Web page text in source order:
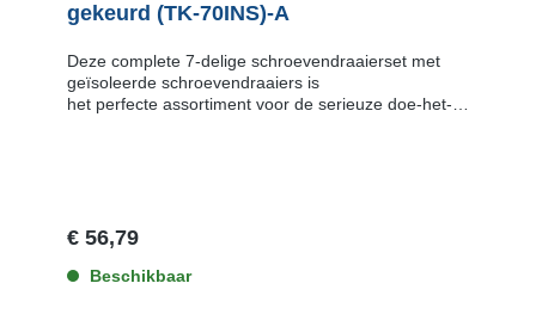
gekeurd (TK-70INS)-A
Deze complete 7-delige schroevendraaierset met
geïsoleerde schroevendraaiers is
het perfecte assortiment voor de serieuze doe-het-
gereedschappen komen in een professionele,
stevige gereedschapstas en bevat: Inhoud Code
Informatie 1 Schroevendraaier. Philips (kruiskop).
€ 56,79
Beschikbaar